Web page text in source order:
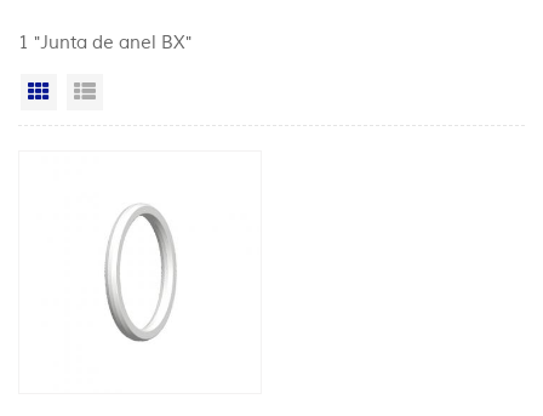
1 "Junta de anel BX"
Vista da grade